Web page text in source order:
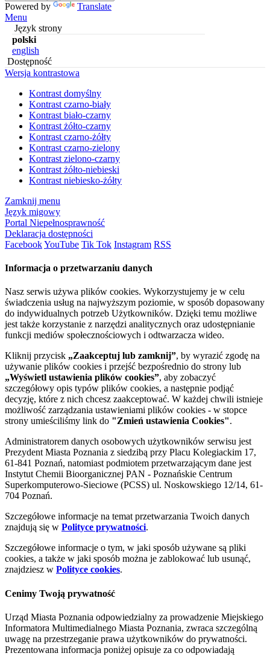
Powered by
Translate
Menu
Język strony
polski
english
Dostępność
Wersja kontrastowa
Kontrast domyślny
Kontrast czarno-biały
Kontrast biało-czarny
Kontrast żółto-czarny
Kontrast czarno-żółty
Kontrast czarno-zielony
Kontrast zielono-czarny
Kontrast żółto-niebieski
Kontrast niebiesko-żółty
Zamknij menu
Język migowy
Portal Niepełnosprawność
Deklaracja dostępności
FacebookYouTube Tik Tok Instagram RSS
Informacja o przetwarzaniu danych
Nasz serwis używa plików cookies. Wykorzystujemy je w celu
świadczenia usług na najwyższym poziomie, w sposób dopasowany
do indywidualnych potrzeb Użytkowników. Dzięki temu możliwe
jest także korzystanie z narzędzi analitycznych oraz udostępnianie
funkcji mediów społecznościowych i odtwarzacza wideo.
Kliknij przycisk „Zaakceptuj lub zamknij”, by wyrazić zgodę na
używanie plików cookies i przejść bezpośrednio do strony lub
„Wyświetl ustawienia plików cookies”, aby zobaczyć
szczegółowy opis typów plików cookies, a następnie podjąć
decyzję, które z nich chcesz zaakceptować. W każdej chwili istnieje
możliwość zarządzania ustawieniami plików cookies - w stopce
strony umieściliśmy link do "Zmień ustawienia Cookies".
Administratorem danych osobowych użytkowników serwisu jest
Prezydent Miasta Poznania z siedzibą przy Placu Kolegiackim 17,
61-841 Poznań, natomiast podmiotem przetwarzającym dane jest
Instytut Chemii Bioorganicznej PAN - Poznańskie Centrum
Superkomputerowo-Sieciowe (PCSS) ul. Noskowskiego 12/14, 61-
704 Poznań.
Szczegółowe informacje na temat przetwarzania Twoich danych
znajdują się w Polityce prywatności.
Szczegółowe informacje o tym, w jaki sposób używane są pliki
cookies, a także w jaki sposób można je zablokować lub usunąć,
znajdziesz w Polityce cookies.
Cenimy Twoją prywatność
Urząd Miasta Poznania odpowiedzialny za prowadzenie Miejskiego
Informatora Multimedialnego Miasta Poznania, zwraca szczególną
uwagę na przestrzeganie prawa użytkowników do prywatności.
Prezentowana informacja poniżej opisuje za co odpowiadają